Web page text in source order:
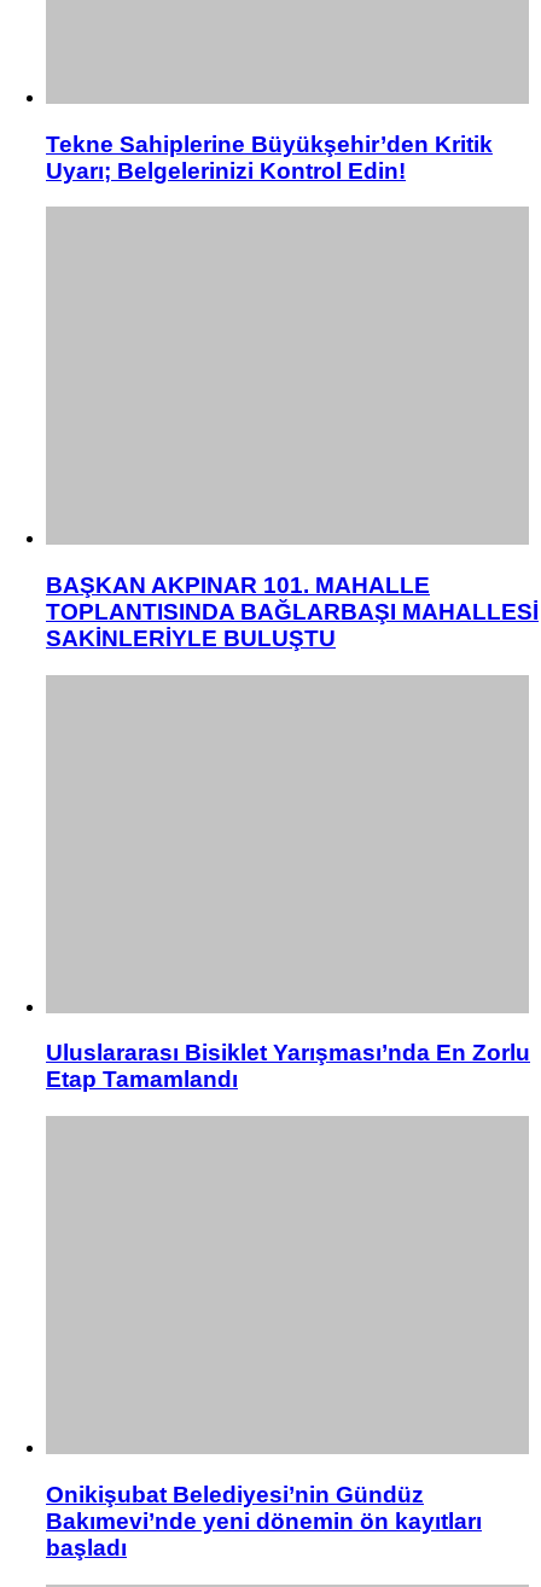
Tekne Sahiplerine Büyükşehir’den Kritik
Uyarı; Belgelerinizi Kontrol Edin!
BAŞKAN AKPINAR 101. MAHALLE
TOPLANTISINDA BAĞLARBAŞI MAHALLESİ
SAKİNLERİYLE BULUŞTU
Uluslararası Bisiklet Yarışması’nda En Zorlu
Etap Tamamlandı
Onikişubat Belediyesi’nin Gündüz
Bakımevi’nde yeni dönemin ön kayıtları
başladı